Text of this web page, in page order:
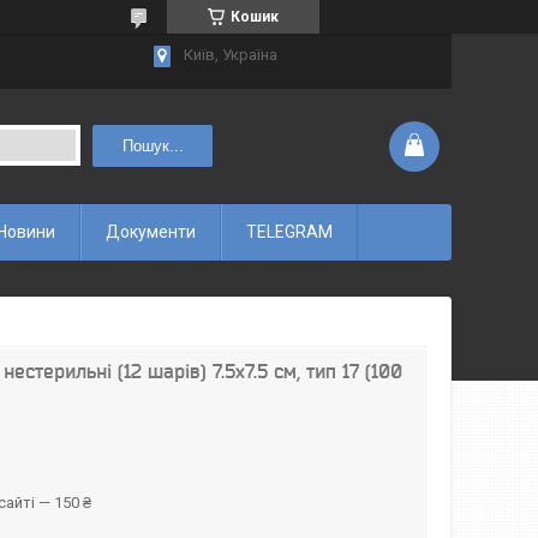
Кошик
Київ, Україна
Пошук...
Документи TELEGRAM
(12 шарів) 7.5х7.5 см, тип 17 (100
— 150 ₴